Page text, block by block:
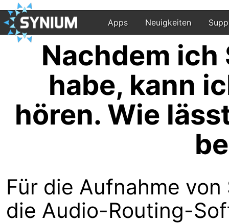
Apps Neuigkeiten
Nachdem
habe, kann
hören. Wie
Für die Aufnahme
die Audio-Routing-